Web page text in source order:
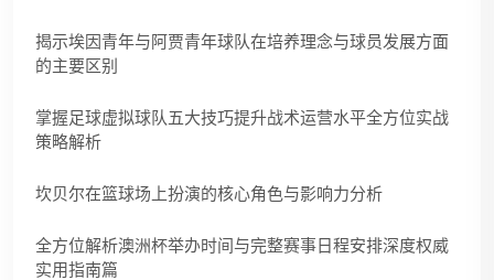
揭示埃因青年与阿贾青年球队在培养理念与球员发展方面
的主要区别
掌握足球虚拟球队五大技巧提升战术运营水平全方位实战
策略解析
坎贝尔在篮球场上扮演的核心角色与影响力分析
全方位解析澳洲杯举办时间与完整赛事日程安排深度权威
实用指南篇